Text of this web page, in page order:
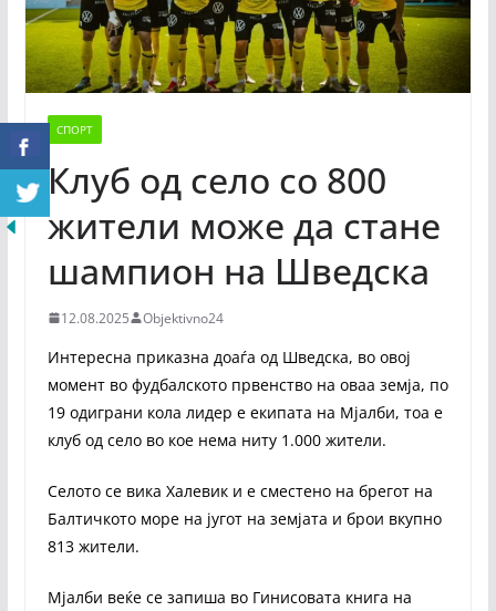
СПОРТ
Клуб од село со 800
жители може да стане
шампион на Шведска
12.08.2025 Objektivno24
Интересна приказна доаѓа од Шведска, во овој
момент во фудбалското првенство на оваа земја, по
19 одиграни кола лидер е екипата на Мјалби, тоа е
клуб од село во кое нема ниту 1.000 жители.
Селото се вика Халевик и е сместено на брегот на
Балтичкото море на југот на земјата и брои вкупно
813 жители.
Мјалби веќе се запиша во Гинисовата книга на